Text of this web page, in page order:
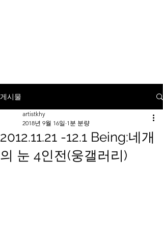
게시물
2012.11.21 -12.1 Being:네개
의 눈 4인전(웅갤러리)
artistkhy
2018년 9월 16일 1분 분량